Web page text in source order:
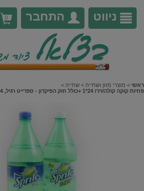
נגישות
אתר
המרכזי
ניווט התחבר 0
ראשי > מוצרי מזון ושתייה > שתייה >
פחיות קוקה קולה/זירו 24*1 +כולל חוק הפיקדון - ספרייט רגיל, 24 פחיות במגש